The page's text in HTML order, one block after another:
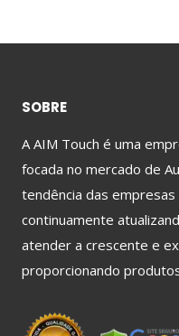
SOBRE
A AIM Touch é uma
focada no mercado de
tendência das
continuamente
atender a crescente e
proporcionando